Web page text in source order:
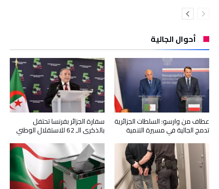
أحوال الجالية
سفارة الجزائر بفرنسا تحتفل
بالذكرى الـ 62 للاستقلال الوطني
عطاف من وارسو: السلطات الجزائرية
تدمج الجالية في مسيرة التنمية